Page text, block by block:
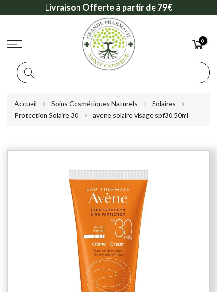
Livraison Offerte à partir de 79€
0
Accueil Soins Cosmétiques Naturels
Solaires
Protection Solaire 30
avene solaire visage spf30 50ml